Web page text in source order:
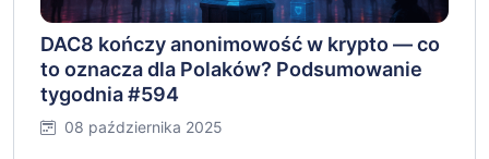
DAC8 kończy anonimowość w krypto — co
to oznacza dla Polaków? Podsumowanie
tygodnia #594
08 października 2025